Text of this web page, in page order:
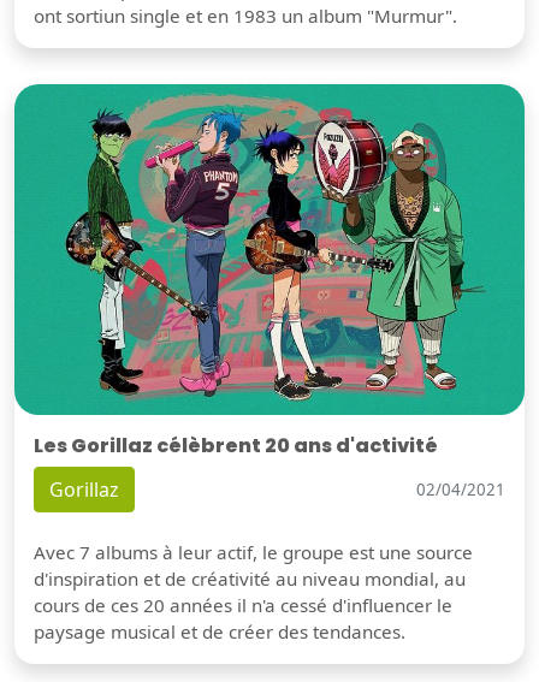
ont sortiun single et en 1983 un album "Murmur".
Les Gorillaz célèbrent 20 ans d'activité
Gorillaz 02/04/2021
Avec 7 albums à leur actif, le groupe est une source
d'inspiration et de créativité au niveau mondial, au
cours de ces 20 années il n'a cessé d'influencer le
paysage musical et de créer des tendances.